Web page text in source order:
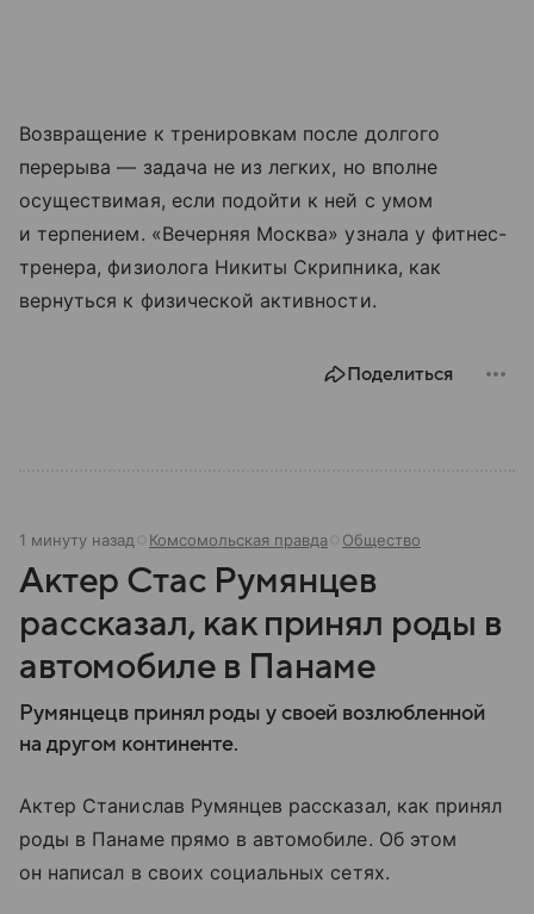
Возвращение к тренировкам после долгого
перерыва — задача не из легких, но вполне
осуществимая, если подойти к ней с умом
и терпением. «Вечерняя Москва» узнала у фитнес-
тренера, физиолога Никиты Скрипника, как
вернуться к физической активности.
Поделиться
1 минуту назад Комсомольская правда Общество
Актер Стас Румянцев
рассказал, как принял роды в
автомобиле в Панаме
Румянцецв принял роды у своей возлюбленной
на другом континенте.
Актер Станислав Румянцев рассказал, как принял
роды в Панаме прямо в автомобиле. Об этом
он написал в своих социальных сетях.